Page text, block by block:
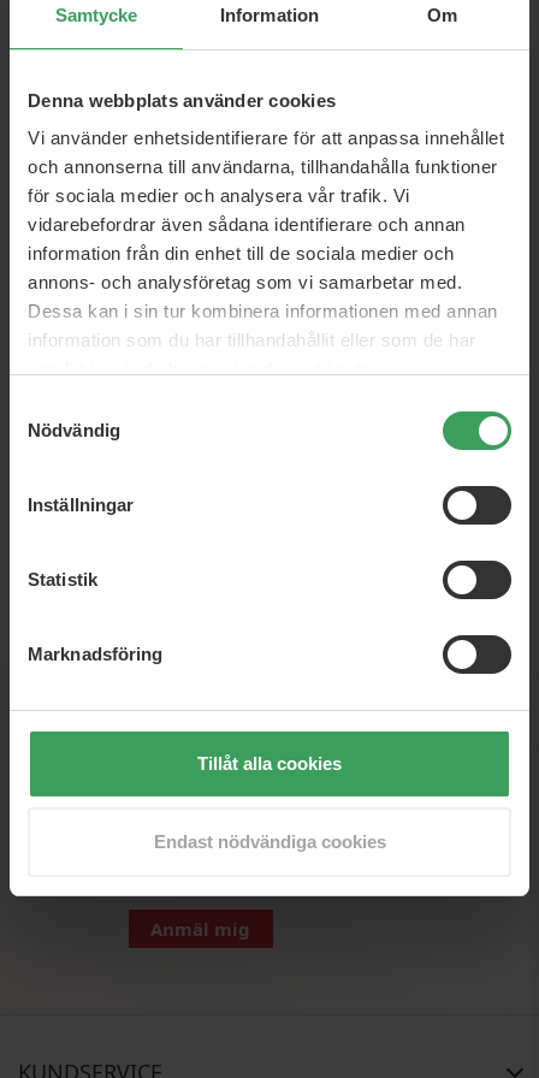
Samtycke Information Om
Denna webbplats använder cookies
Vi använder enhetsidentifierare för att anpassa innehållet
och annonserna till användarna, tillhandahålla funktioner
för sociala medier och analysera vår trafik. Vi
vidarebefordrar även sådana identifierare och annan
information från din enhet till de sociala medier och
annons- och analysföretag som vi samarbetar med.
Dessa kan i sin tur kombinera informationen med annan
information som du har tillhandahållit eller som de har
Nödvändig
Inställningar
Statistik
Marknadsföring
Tillåt alla cookies
Endast nödvändiga cookies
Rek. Pris 215,75 kr
Pris143,50 kr Pris 409,00 kr
SEK
Nyhedsbrev
Anmäl mig
KUNDSERVICE